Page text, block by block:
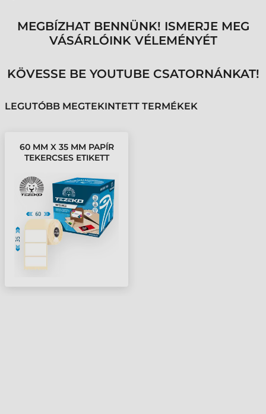
MEGBÍZHAT BENNÜNK! ISMERJE MEG
VÁSÁRLÓINK VÉLEMÉNYÉT
KÖVESSE BE YOUTUBE CSATORNÁNKAT!
LEGUTÓBB MEGTEKINTETT TERMÉKEK
60 MM X 35 MM PAPÍR
TEKERCSES ETIKETT
CÍMKE/TEKERCS )